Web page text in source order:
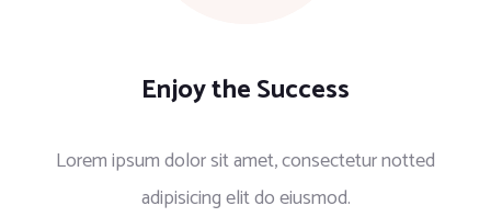
Enjoy the Success
Lorem ipsum dolor sit amet, consectetur notted
adipisicing elit do eiusmod.